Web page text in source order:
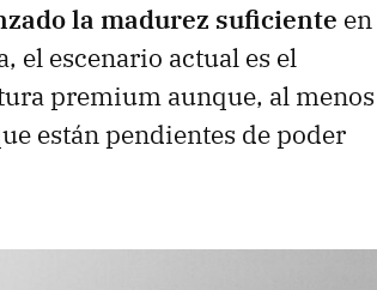
la madurez suficiente en
el escenario actual es el
premium aunque, al menos
están pendientes de poder